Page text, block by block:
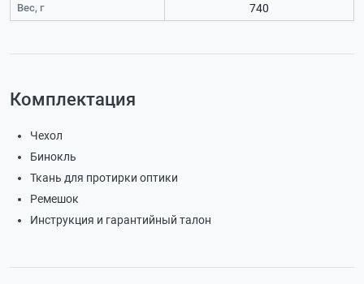
Вес, г 740
Комплектация
Чехол
Бинокль
Ткань для протирки оптики
Ремешок
Инструкция и гарантийный талон